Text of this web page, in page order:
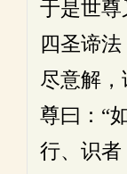
于是世尊
四圣谛
尽意解
尊曰：“
行、识